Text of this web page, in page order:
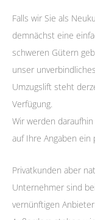
Falls wir Sie als
demnächst eine
schweren Gütern
unser
Umzugslift steht
Verfügung.
Wir werden
auf Ihre Angaben ein
Privatkunden aber
Unternehmer sind
vernünftigen